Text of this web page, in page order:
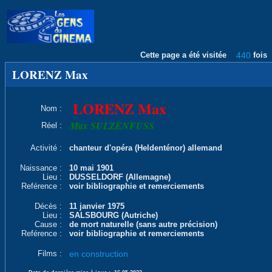
Cette page a été visitée 440 fois
LORENZ Max
Nom : LORENZ Max
Réel : Max SULZENFUSS
Activité : chanteur d'opéra (Heldenténor) allemand
Naissance :
10 mai 1901
Lieu :
DUSSELDORF (Allemagne)
Reférence :
voir bibliographie et remerciements
Décès :
11 janvier 1975
Lieu :
SALSBOURG (Autriche)
Cause :
de mort naturelle (sans autre précision)
Reférence :
voir bibliographie et remerciements
Films : en construction